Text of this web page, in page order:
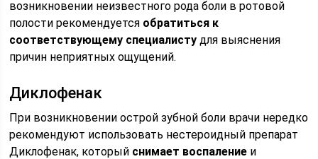
возникновении неизвестного рода боли в ротовой
полости рекомендуется обратиться к
соответствующему специалисту для выяснения
причин неприятных ощущений.
Диклофенак
При возникновении острой зубной боли врачи нередко
рекомендуют использовать нестероидный препарат
Диклофенак, который снимает воспаление и